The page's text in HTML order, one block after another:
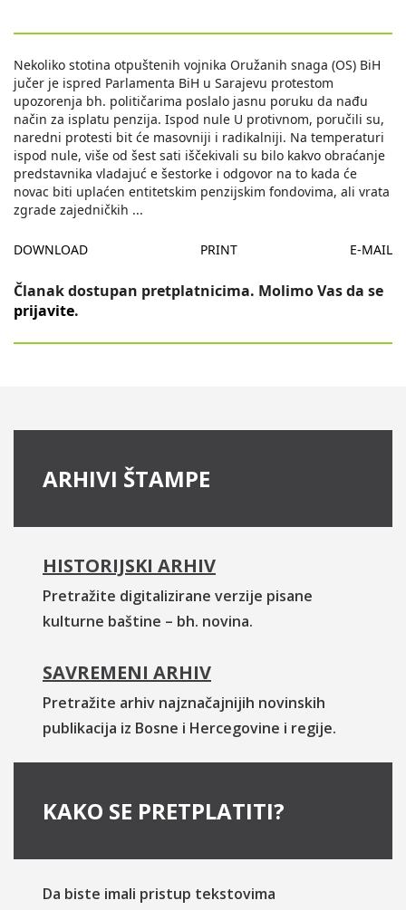
Nekoliko stotina otpuštenih vojnika Oružanih snaga (OS) BiH
jučer je ispred Parlamenta BiH u Sarajevu protestom
upozorenja bh. političarima poslalo jasnu poruku da nađu
način za isplatu penzija. Ispod nule U protivnom, poručili su,
naredni protesti bit će masovniji i radikalniji. Na temperaturi
ispod nule, više od šest sati iščekivali su bilo kakvo obraćanje
predstavnika vladajuć e šestorke i odgovor na to kada će
novac biti uplaćen entitetskim penzijskim fondovima, ali vrata
zgrade zajedničkih ...
DOWNLOAD PRINT E-MAIL
Članak dostupan pretplatnicima. Molimo Vas da se
prijavite.
ARHIVI ŠTAMPE
HISTORIJSKI ARHIV
Pretražite digitalizirane verzije pisane
kulturne baštine – bh. novina.
SAVREMENI ARHIV
Pretražite arhiv najznačajnijih novinskih
publikacija iz Bosne i Hercegovine i regije.
KAKO SE PRETPLATITI?
Da biste imali pristup tekstovima